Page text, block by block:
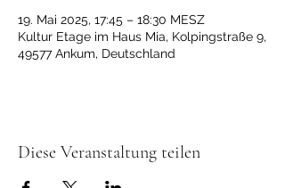
19. Mai 2025, 17:45 – 18:30 MESZ
Kultur Etage im Haus Mia, Kolpingstraße 9,
49577 Ankum, Deutschland
Diese Veranstaltung teilen